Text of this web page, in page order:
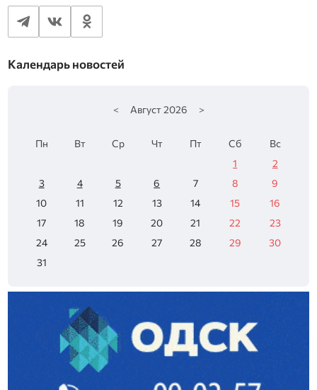
Календарь новостей
< Август 2026 >
Пн Вт Ср Чт Пт Сб
Вс
1
2
3
4 5 6 7 8
9
10
11 12 13 14 15
16
17
18 19 20 21 22
23
24
25 26 27 28 29
30
31